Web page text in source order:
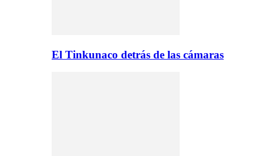
El Tinkunaco detrás de las cámaras